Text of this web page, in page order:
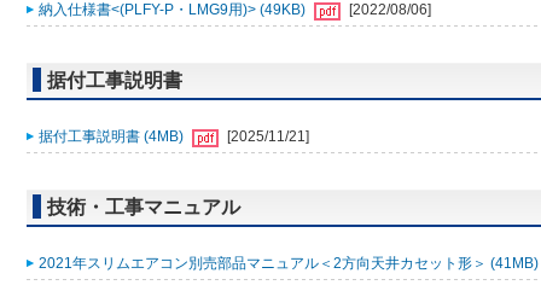
納入仕様書<(PLFY-P・LMG9用)> (49KB)
[2022/08/06]
据付工事説明書
据付工事説明書 (4MB) [2025/11/21]
技術・工事マニュアル
2021年スリムエアコン別売部品マニュアル＜2方向天井カセット形＞ (41MB)